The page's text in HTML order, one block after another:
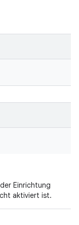
Einrichtung
aktiviert ist.